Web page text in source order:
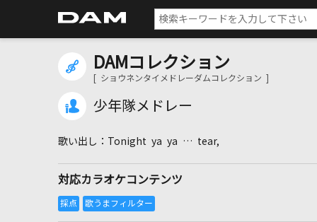
DAMコレクション
[ ショウネンタイメドレーダムコレクション ]
少年隊メドレー
Tonight ya ya … tear,
対応カラオケコンテンツ